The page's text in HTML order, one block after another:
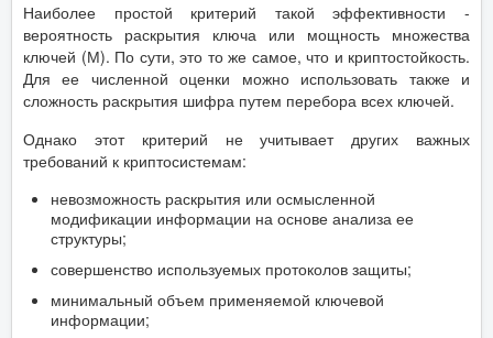
Наиболее простой критерий такой эффективности -
вероятность раскрытия ключа или мощность множества
ключей (М). По сути, это то же самое, что и криптостойкость.
Для ее численной оценки можно использовать также и
сложность раскрытия шифра путем перебора всех ключей.
Однако этот критерий не учитывает других важных
требований к криптосистемам:
невозможность раскрытия или осмысленной
модификации информации на основе анализа ее
структуры;
совершенство используемых протоколов защиты;
минимальный объем применяемой ключевой
информации;